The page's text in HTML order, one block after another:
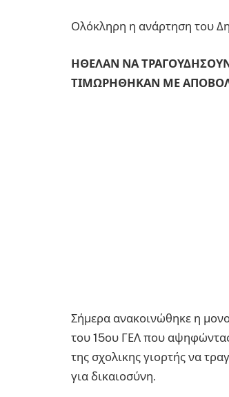
Ολόκληρη η ανάρτηση του
ΗΘΕΛΑΝ ΝΑ
ΤΙΜΩΡΗΘΗΚΑΝ ΜΕ
Σήμερα ανακοινώθηκε η
του 15ου ΓΕΛ που
της σχολικης γιορτής να
για δικαιοσύνη.